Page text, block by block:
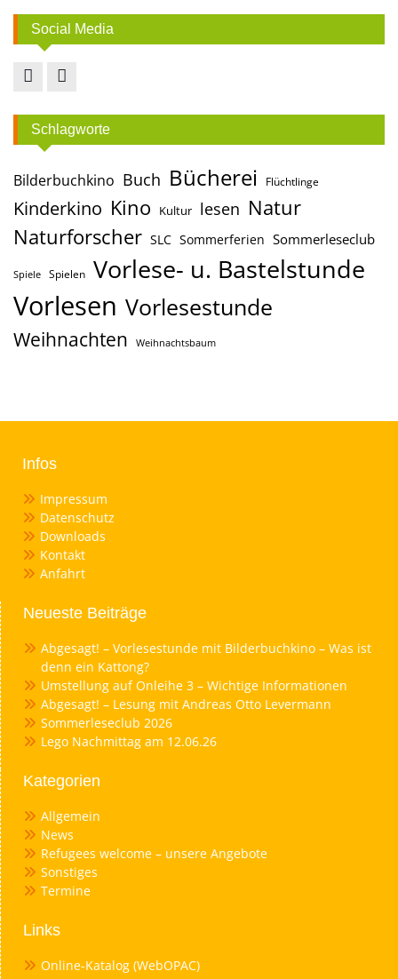
Social Media
Schlagworte
Bilderbuchkino Buch Bücherei Flüchtlinge
Kinderkino Kino Kultur lesen Natur
Naturforscher SLC Sommerferien Sommerleseclub
Spiele Spielen Vorlese- u. Bastelstunde
Vorlesen Vorlesestunde
Weihnachten Weihnachtsbaum
Infos
Impressum
Datenschutz
Downloads
Kontakt
Anfahrt
Neueste Beiträge
Abgesagt! – Vorlesestunde mit Bilderbuchkino – Was ist
denn ein Kattong?
Umstellung auf Onleihe 3 – Wichtige Informationen
Abgesagt! – Lesung mit Andreas Otto Levermann
Sommerleseclub 2026
Lego Nachmittag am 12.06.26
Kategorien
Allgemein
News
Refugees welcome – unsere Angebote
Sonstiges
Termine
Links
Online-Katalog (WebOPAC)